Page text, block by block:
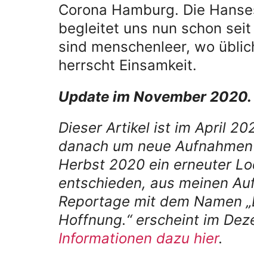
Corona Hamburg. Die
begleitet uns nun schon
sind menschenleer, wo
herrscht Einsamkeit.
Update im November 2020.
Dieser Artikel ist im April
danach um neue
Herbst 2020 ein erneuter
entschieden, aus meinen
Reportage mit dem Namen
Hoffnung.“ erscheint im
Informationen dazu hier.